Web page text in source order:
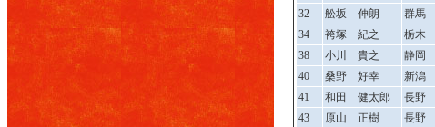
32
舩坂 伸朗 群馬
34
袴塚 紀之 栃木
38
小川 貴之 静岡
40
桑野 好幸 新潟
41
和田 健太郎 長野
43
原山 正樹 長野